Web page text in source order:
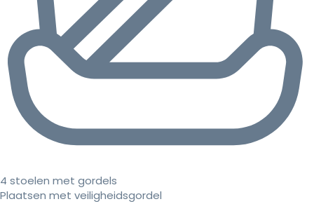
4 stoelen met gordels
Plaatsen met veiligheidsgordel